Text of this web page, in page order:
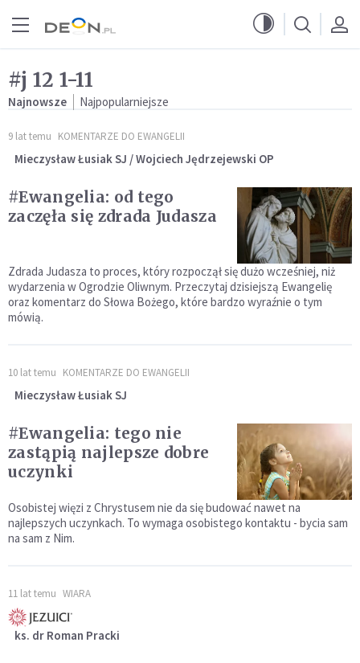
#j 12 1-11
Najnowsze Najpopularniejsze
9 lat temu KOMENTARZE DO EWANGELII
Mieczysław Łusiak SJ / Wojciech Jędrzejewski OP
#Ewangelia: od tego
zaczęła się zdrada Judasza
Zdrada Judasza to proces, który rozpoczął się dużo wcześniej, niż
wydarzenia w Ogrodzie Oliwnym. Przeczytaj dzisiejszą Ewangelię
oraz komentarz do Słowa Bożego, które bardzo wyraźnie o tym
mówią.
10 lat temu KOMENTARZE DO EWANGELII
Mieczysław Łusiak SJ
#Ewangelia: tego nie
zastąpią najlepsze dobre
uczynki
Osobistej więzi z Chrystusem nie da się budować nawet na
najlepszych uczynkach. To wymaga osobistego kontaktu - bycia sam
na sam z Nim.
11 lat temu WIARA
ks. dr Roman Pracki